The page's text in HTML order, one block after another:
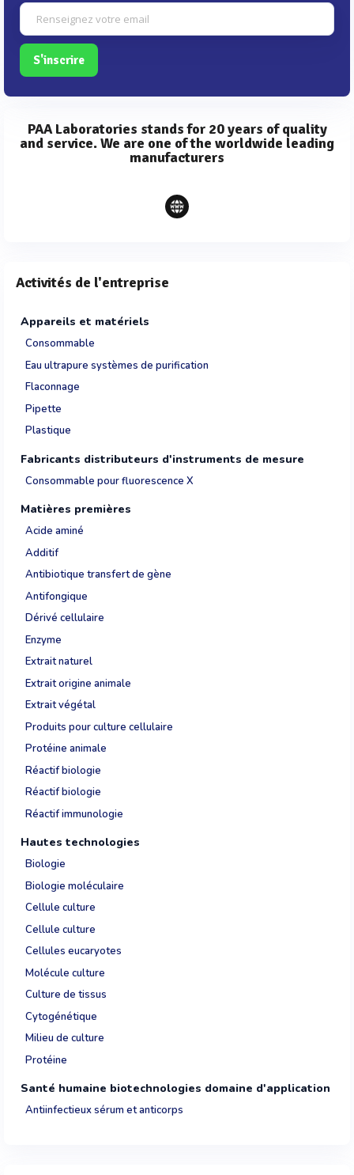
S'inscrire
PAA Laboratories stands for 20 years of quality
and service. We are one of the worldwide leading
manufacturers
Activités de l'entreprise
Appareils et matériels
Consommable
Eau ultrapure systèmes de purification
Flaconnage
Pipette
Plastique
Fabricants distributeurs d'instruments de mesure
Consommable pour fluorescence X
Matières premières
Acide aminé
Additif
Antibiotique transfert de gène
Antifongique
Dérivé cellulaire
Enzyme
Extrait naturel
Extrait origine animale
Extrait végétal
Produits pour culture cellulaire
Protéine animale
Réactif biologie
Réactif biologie
Réactif immunologie
Hautes technologies
Biologie
Biologie moléculaire
Cellule culture
Cellule culture
Cellules eucaryotes
Molécule culture
Culture de tissus
Cytogénétique
Milieu de culture
Protéine
Santé humaine biotechnologies domaine d'application
Antiinfectieux sérum et anticorps